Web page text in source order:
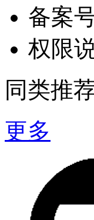
备案
权限
同类推
更多